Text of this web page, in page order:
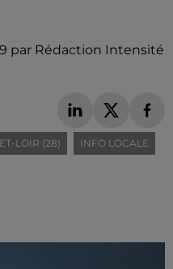
par Rédaction Intensité
LOIR (28) INFO LOCALE